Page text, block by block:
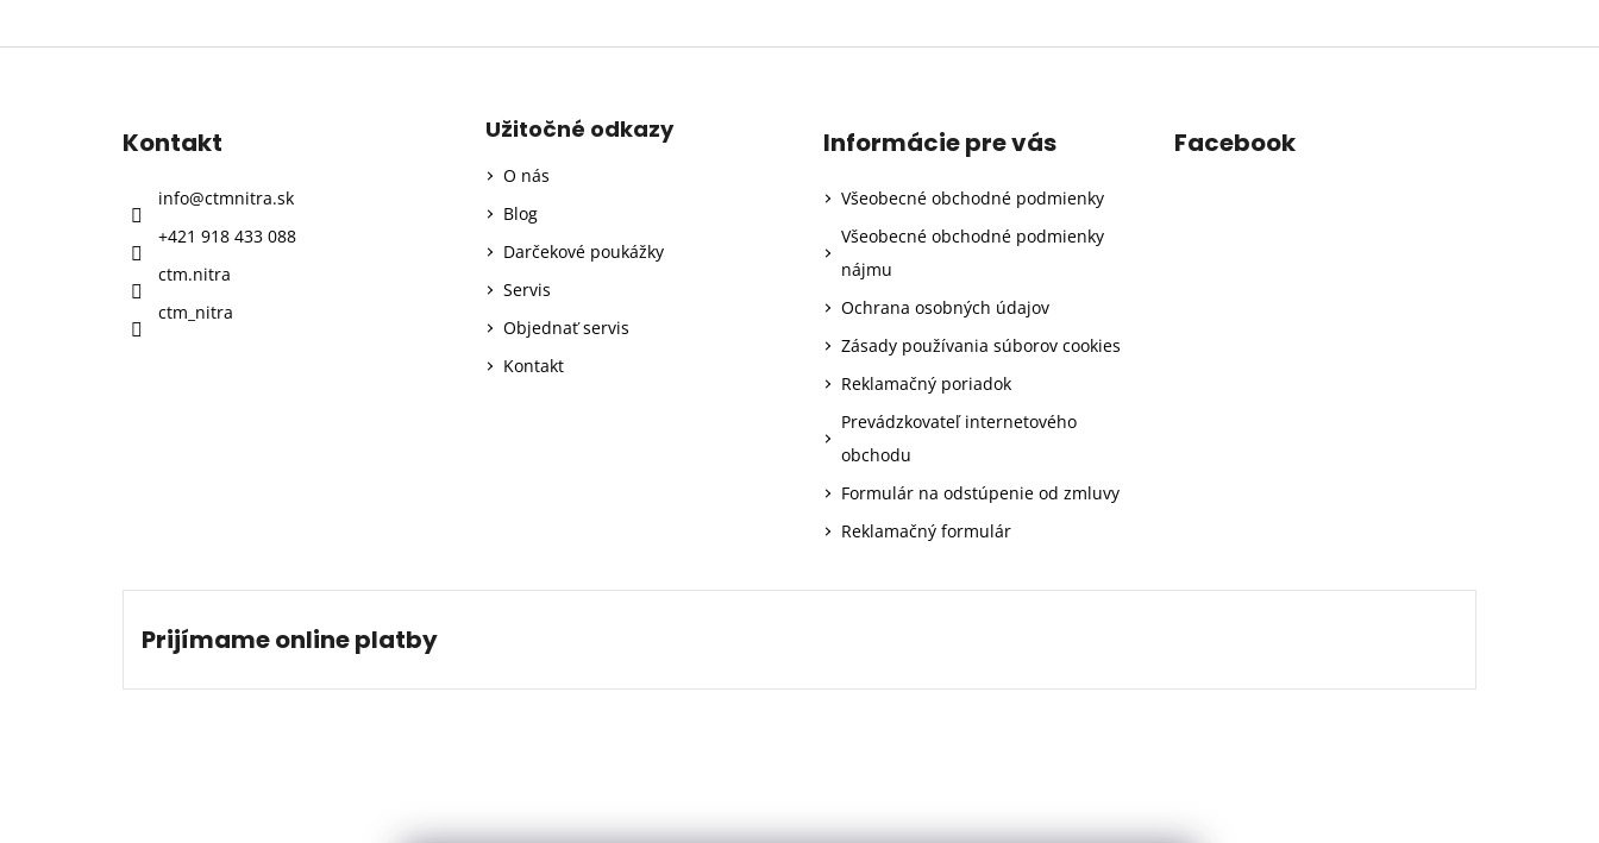
Z
Kontakt
info@ctmnitra.sk
+421 918 433 088
ctm.nitra
ctm_nitra
Užitočné odkazy
O nás
Blog
Darčekové poukážky
Servis
Objednať servis
Kontakt
Informácie pre vás
Všeobecné obchodné podmienky
Všeobecné obchodné podmienky
nájmu
Ochrana osobných údajov
Zásady používania súborov cookies
Reklamačný poriadok
Prevádzkovateľ internetového
obchodu
Formulár na odstúpenie od zmluvy
Reklamačný formulár
Facebook
Prijímame online platby